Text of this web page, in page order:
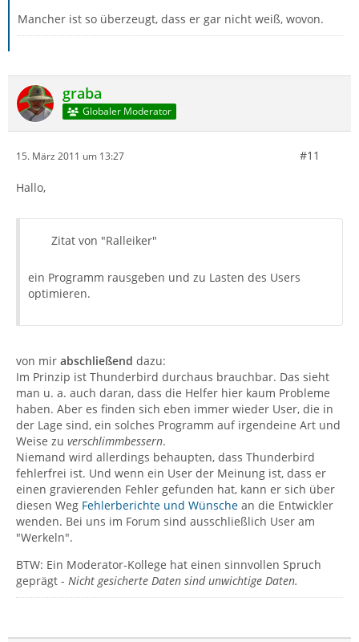
Mancher ist so überzeugt, dass er gar nicht weiß, wovon.
graba
Globaler Moderator
15. März 2011 um 13:27 #11
Hallo,
Zitat von "Ralleiker"
ein Programm rausgeben und zu Lasten des Users
optimieren.
von mir abschließend dazu:
Im Prinzip ist Thunderbird durchaus brauchbar. Das sieht
man u. a. auch daran, dass die Helfer hier kaum Probleme
haben. Aber es finden sich eben immer wieder User, die in
der Lage sind, ein solches Programm auf irgendeine Art und
Weise zu verschlimmbessern.
Niemand wird allerdings behaupten, dass Thunderbird
fehlerfrei ist. Und wenn ein User der Meinung ist, dass er
einen gravierenden Fehler gefunden hat, kann er sich über
diesen Weg Fehlerberichte und Wünsche an die Entwickler
wenden. Bei uns im Forum sind ausschließlich User am
"Werkeln".
BTW: Ein Moderator-Kollege hat einen sinnvollen Spruch
geprägt - Nicht gesicherte Daten sind unwichtige Daten.